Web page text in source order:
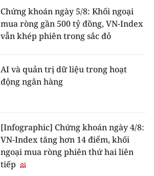
Chứng khoán ngày 5/8: Khối ngoại
mua ròng gần 500 tỷ đồng, VN-Index
vẫn khép phiên trong sắc đỏ
AI và quản trị dữ liệu trong hoạt
động ngân hàng
[Infographic] Chứng khoán ngày 4/8:
VN-Index tăng hơn 14 điểm, khối
ngoại mua ròng phiên thứ hai liên
tiếp